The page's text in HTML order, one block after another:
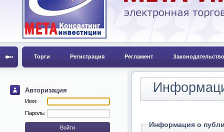
Торги Регистрация Регламент Законодательство
Авторизация
Имя:
Пароль:
Информация о